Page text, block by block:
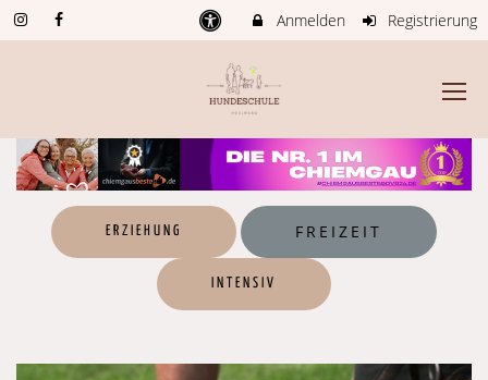
Anmelden Registrierung
ERZIEHUNG FREIZEIT
INTENSIV